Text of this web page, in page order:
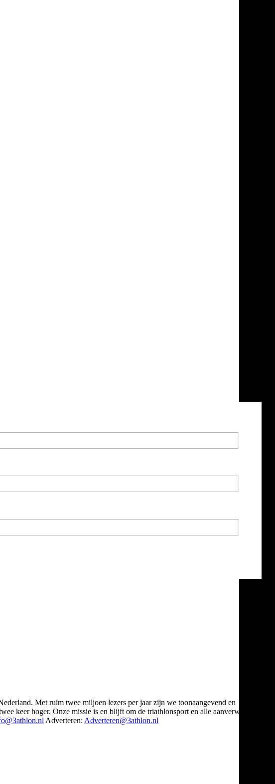
Met ruim twee miljoen lezers per jaar zijn we toonaangevend en
keer hoger. Onze missie is en blijft om de triathlonsport en alle aanverwante
Adverteren: Adverteren@3athlon.nl